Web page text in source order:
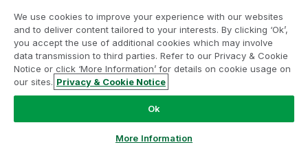
Contrats juridiques
Conditions d'utilisation des produits
Legal Policies
Conditions légales
Conditions d'utilisation
Marques
Do Not Share My Info
Copyright © 1993-2026 QlikTech International AB. Tous
We use cookies to improve your experience with our websites
and to deliver content tailored to your interests. By clicking ‘Ok’,
you accept the use of additional cookies which may involve
data transmission to third parties. Refer to our Privacy & Cookie
Notice or click ‘More Information’ for details on cookie usage on
our sites. Privacy & Cookie Notice
Ok
More Information